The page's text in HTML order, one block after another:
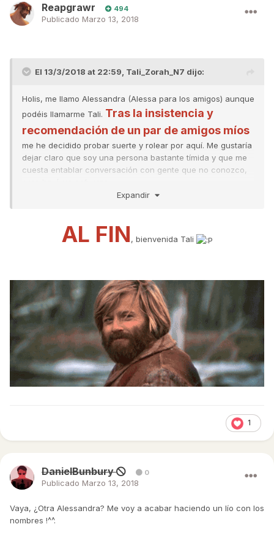
Reapgrawr 494
Publicado Marzo 13, 2018
El 13/3/2018 at 22:59, Tali_Zorah_N7 dijo:
Holis, me llamo Alessandra (Alessa para los amigos) aunque
podéis llamarme Tali. Tras la insistencia y
recomendación de un par de amigos míos
me he decidido probar suerte y rolear por aquí. Me gustaría
dejar claro que soy una persona bastante tímida y que me
cuesta entablar conversación con gente que no conozco,
Dicho esto, espero poder rolear pronto con vosotros y
vuestra atención! n.n
Expandir
AL FIN, bienvenida Tali
1
DanielBunbury 0
Publicado Marzo 13, 2018
Vaya, ¿Otra Alessandra? Me voy a acabar haciendo un lío con los
nombres !^^.